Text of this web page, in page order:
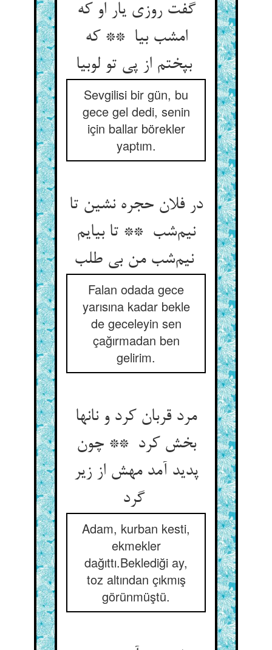
گفت روزی یار او که
امشب بیا ** که
بپختم از پی تو لوبیا
Sevgilisi bir gün, bu
gece gel dedi, senin
için ballar börekler
yaptım.
در فلان حجره نشین تا
نیم‌شب ** تا بیایم
نیم‌شب من بی طلب
Falan odada gece
yarısına kadar bekle
de geceleyin sen
çağırmadan ben
gelirim.
مرد قربان کرد و نانها
بخش کرد ** چون
پدید آمد مهش از زیر
گرد
Adam, kurban kesti,
ekmekler
dağıttı.Beklediği ay,
toz altından çıkmış
görünmüştü.